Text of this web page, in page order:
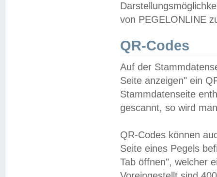
von PEGELONLINE
QR-Codes
Auf der
Seite anzeigen" ein
Stammdatenseite
gescannt, so wird
QR-Codes können
Seite eines Pegels
Tab öffnen", welcher